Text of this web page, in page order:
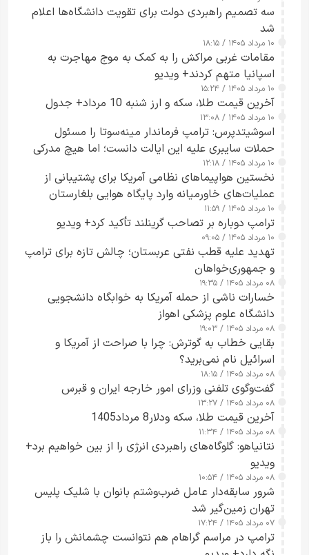
سه تصمیم راهبردی دولت برای تقویت دانشگاه‌ها اعلام
شد
۱۰ مرداد ۱۴۰۵ / ۱۸:۱۵
مقامات غربی مراکش را به کمک به موج مهاجرت به
اسپانیا متهم کردند+ ویدیو
۱۰ مرداد ۱۴۰۵ / ۱۵:۲۴
آخرین قیمت طلا، سکه و ارز شنبه 10 مرداد+ جدول
۱۰ مرداد ۱۴۰۵ / ۱۳:۰۸
اسوشیتدپرس: ترامپ فرماندار مینه‌سوتا را مسئول
حملات سایبری علیه این ایالت دانست؛ اما هیچ مدرکی
ارائه نکرد
۱۰ مرداد ۱۴۰۵ / ۱۲:۱۸
نخستین هواپیماهای نظامی آمریکا برای پشتیبانی از
عملیات‌های خاورمیانه وارد پایگاه هوایی بلغارستان
شدند
۱۰ مرداد ۱۴۰۵ / ۱۱:۵۹
ترامپ دوباره بر تصاحب گرینلند تأکید کرد+ ویدیو
۱۰ مرداد ۱۴۰۵ / ۰۹:۰۵
تهدید علیه قطب نفتی عربستان؛ چالش تازه برای ترامپ
و جمهوری‌خواهان
۰۸ مرداد ۱۴۰۵ / ۱۹:۳۵
خسارات ناشی از حمله آمریکا به خوابگاه دانشجویی
دانشگاه علوم پزشکی اهواز
۰۸ مرداد ۱۴۰۵ / ۱۹:۰۳
بقایی خطاب به گوترش: چرا با صراحت از آمریکا و
اسرائیل نام نمی‌برید؟
۰۸ مرداد ۱۴۰۵ / ۱۸:۱۵
گفت‌وگوی تلفنی وزرای امور خارجه ایران و قبرس
۰۸ مرداد ۱۴۰۵ / ۱۳:۲۷
آخرین قیمت طلا، سکه ودلار8 مرداد1405
۰۸ مرداد ۱۴۰۵ / ۱۱:۳۴
نتانیاهو: گلوگاه‌های راهبردی انرژی را از بین خواهیم برد+
ویدیو
۰۸ مرداد ۱۴۰۵ / ۱۰:۵۴
شرور سابقه‌دار عامل ضرب‌وشتم بانوان با شلیک پلیس
تهران زمین‌گیر شد
۰۷ مرداد ۱۴۰۵ / ۱۷:۲۴
ترامپ در مراسم گراهام هم نتوانست چشمانش را باز